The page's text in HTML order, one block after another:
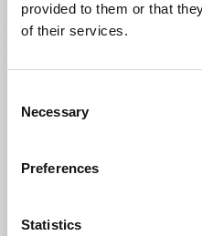
provided to them or that
of their services.
Selection
Necessary
Preferences
Statistics
Läs mer